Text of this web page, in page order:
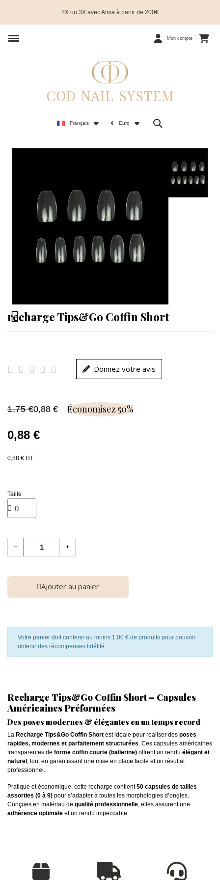
2X ou 3X avec Alma à partir de 200€
Mon compte
Français € Euro
recharge Tips&Go Coffin Short
     Donnez votre avis
1,75 €0,88 € Économisez 50%
0,88 €
0,88 € HT
Taille
− +
Ajouter au panier
Votre panier doit contenir au moins 1,00 € de produits pour pouvoir
obtenir des récompenses fidélité.
Recharge Tips&Go Coffin Short – Capsules
Américaines Préformées
Des poses modernes & élégantes en un temps record
La Recharge Tips&Go Coffin Short est idéale pour réaliser des poses
rapides, modernes et parfaitement structurées. Ces capsules américaines
transparentes de forme coffin courte (ballerine) offrent un rendu élégant et
naturel , tout en garantissant une mise en place facile et un résultat
professionnel.
Pratique et économique, cette recharge contient50 capsules de tailles
assorties (0 à 9) pour s’adapter à toutes les morphologies d’ongles.
Conçues en matériau de qualité professionnelle, elles assurent une
adhérence optimale et un rendu impeccable.